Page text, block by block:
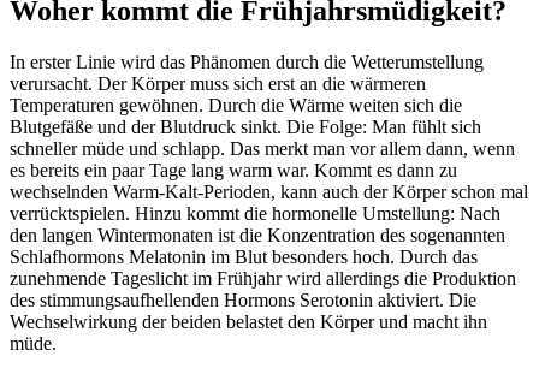
Woher kommt die Frühjahrsmüdigkeit?
In erster Linie wird das Phänomen durch die Wetterumstellung
verursacht. Der Körper muss sich erst an die wärmeren
Temperaturen gewöhnen. Durch die Wärme weiten sich die
Blutgefäße und der Blutdruck sinkt. Die Folge: Man fühlt sich
schneller müde und schlapp. Das merkt man vor allem dann, wenn
es bereits ein paar Tage lang warm war. Kommt es dann zu
wechselnden Warm-Kalt-Perioden, kann auch der Körper schon mal
verrücktspielen. Hinzu kommt die hormonelle Umstellung: Nach
den langen Wintermonaten ist die Konzentration des sogenannten
Schlafhormons Melatonin im Blut besonders hoch. Durch das
zunehmende Tageslicht im Frühjahr wird allerdings die Produktion
des stimmungsaufhellenden Hormons Serotonin aktiviert. Die
Wechselwirkung der beiden belastet den Körper und macht ihn
müde.